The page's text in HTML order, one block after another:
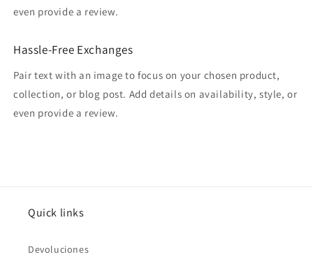
even provide a review.
Hassle-Free Exchanges
Pair text with an image to focus on your chosen product,
collection, or blog post. Add details on availability, style, or
even provide a review.
Quick links
Devoluciones